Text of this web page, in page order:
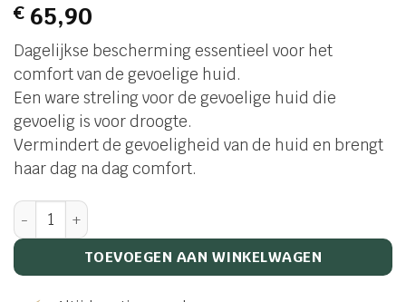
€65,90
Dagelijkse bescherming essentieel voor het
comfort van de gevoelige huid.
Een ware streling voor de gevoelige huid die
gevoelig is voor droogte.
Vermindert de gevoeligheid van de huid en brengt
haar dag na dag comfort.
Crème Veloutée Apaisante aantal
TOEVOEGEN AAN WINKELWAGEN